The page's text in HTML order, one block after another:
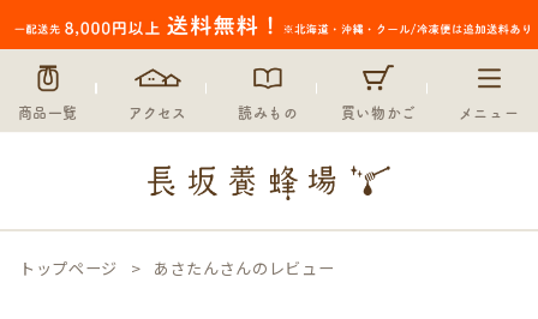
商品一覧 アクセス 読みもの 買い物かご メニュー
トップページ あさたんさんのレビュー